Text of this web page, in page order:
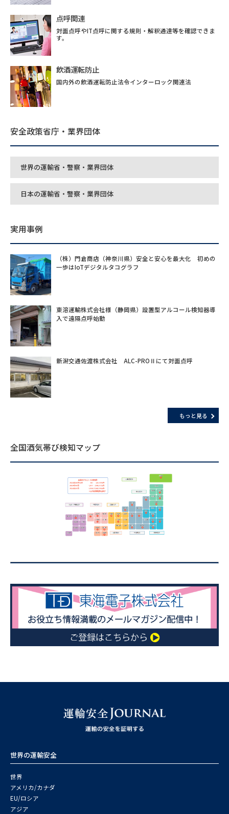
点呼関連
対面点呼やIT点呼に関する規則・解釈通達等を確認できま
す。
飲酒運転防止
国内外の飲酒運転防止法令インターロック関連法
安全政策省庁・業界団体
世界の運輸省・警察・業界団体
日本の運輸省・警察・業界団体
実用事例
（株）門倉商店（神奈川県）安全と安心を最大化 初めの
一歩はIoTデジタルタコグラフ
東溶運輸株式会社様（静岡県）設置型アルコール検知器導
入で遠隔点呼始動
新潟交通佐渡株式会社 ALC-PROⅡにて対面点呼
もっと見る
全国酒気帯び検知マップ
世界の運輸安全
世界
アメリカ/カナダ
EU/ロシア
アジア